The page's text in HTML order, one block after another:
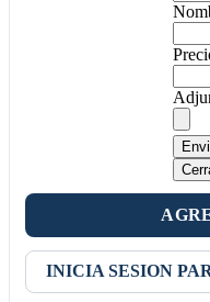
INICIA SESION